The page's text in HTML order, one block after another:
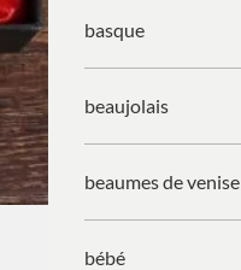
basque
beaujolais
beaumes de venise
bébé